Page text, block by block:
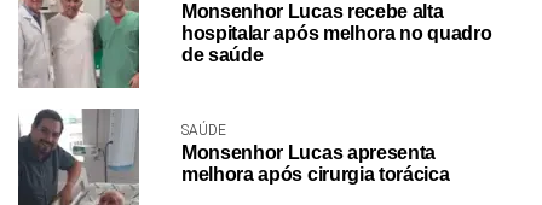
Monsenhor Lucas recebe alta
hospitalar após melhora no quadro
de saúde
SAÚDE
Monsenhor Lucas apresenta
melhora após cirurgia torácica